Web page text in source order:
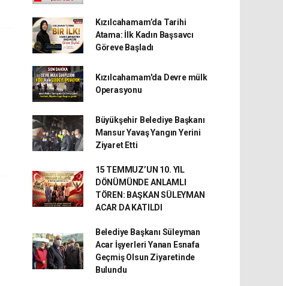
Kızılcahamam’da Tarihi
Atama: İlk Kadın Başsavcı
Göreve Başladı
Kızılcahamam'da Devre mülk
Operasyonu
Büyükşehir Belediye Başkanı
Mansur Yavaş Yangın Yerini
Ziyaret Etti
15 TEMMUZ’UN 10. YIL
DÖNÜMÜNDE ANLAMLI
TÖREN: BAŞKAN SÜLEYMAN
ACAR DA KATILDI
Belediye Başkanı Süleyman
Acar İşyerleri Yanan Esnafa
Geçmiş Olsun Ziyaretinde
Bulundu